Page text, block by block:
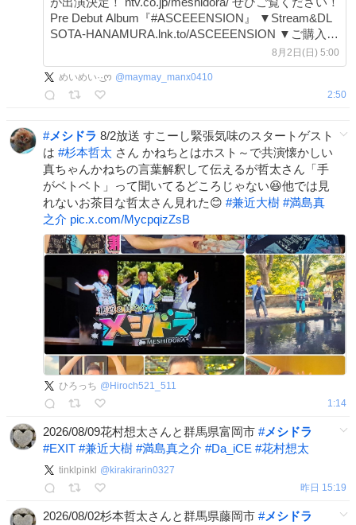
Pre Debut Album『#ASCEEENSION』 ▼Stream&DL
SOTA-HANAMURA.lnk.to/ASCEEENSION ▼ご購入は
こちら SOTA-HANAMURA.lnk.to/PreDebutAlbum
▼「SOTA
8月2日(日) 5:00
めいめい·͜·ᰔ @maymay_manx0410
2:50
#メシドラ 8/2放送 すこーし緊張気味のスタートゲスト
は #杉本哲太 さん かねちとはホスト～で共演懐かしい
真ちゃんかねちの言葉解釈して伝えるが哲太さん「手
がベトベト」って聞いてるどころじゃない😆他では見
れないお茶目な哲太さん見れた😊 #兼近大樹 #満島真
之介 pic.x.com/MycpqizZsB
ひろっち @ Hiroch521_511
1:14
2026/08/09花村想太さんと群馬県富岡市 #メシドラ
#EXIT #兼近大樹 #満島真之介 #Da_iCE #花村想太
tinklpinkl @ kirakirarin0327
昨日 15:19
2026/08/02杉本哲太さんと群馬県藤岡市 #メシドラ